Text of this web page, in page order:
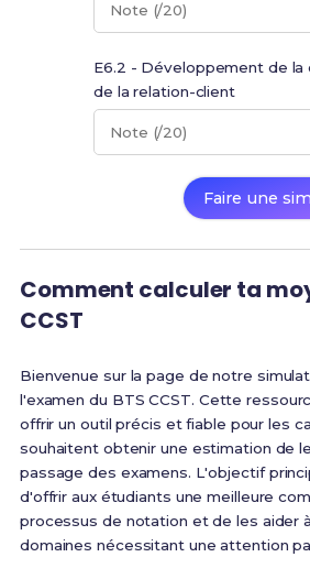
Note (/20)
E6.2 - Développement de la
de la relation-client
Note (/20)
Faire une
Comment calculer ta
CCST
Bienvenue sur la page de notre
l'examen du BTS CCST. Cette
offrir un outil précis et fiable pour les
souhaitent obtenir une estimation de
passage des examens. L'objectif
d'offrir aux étudiants une meilleure
processus de notation et de les aider
domaines nécessitant une attention